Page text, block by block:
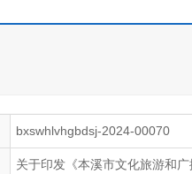
bxswhlvhgbdsj-2024-00070
关于印发《本溪市文化旅游和